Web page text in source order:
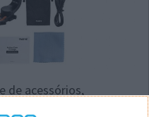
de acessórios,